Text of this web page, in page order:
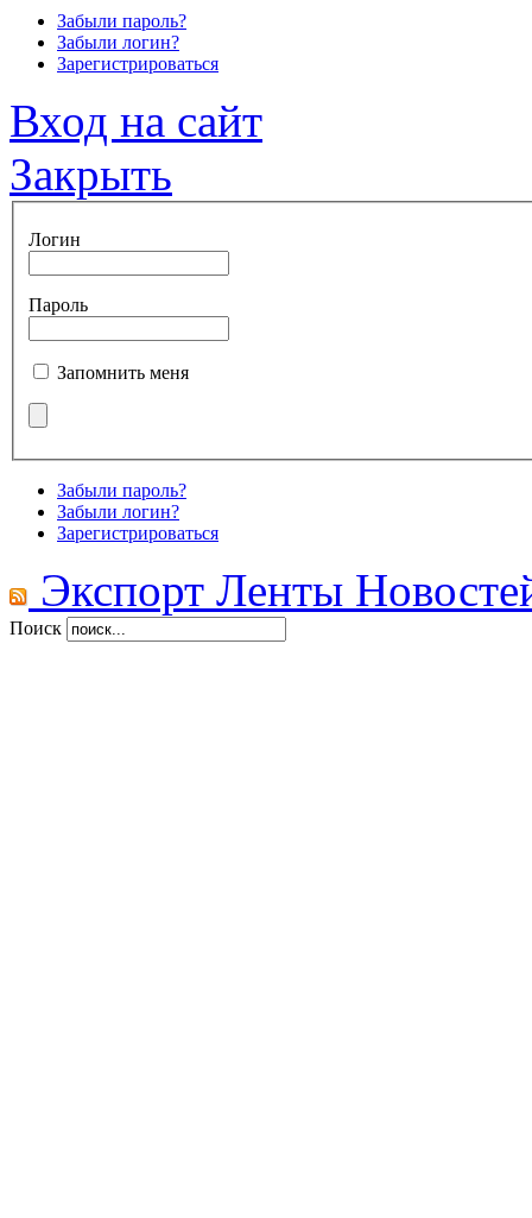
Забыли пароль?
Забыли логин?
Зарегистрироваться
Вход на сайт
Закрыть
Логин
Пароль
Запомнить меня
Забыли пароль?
Забыли логин?
Зарегистрироваться
Экспорт Ленты
Поиск